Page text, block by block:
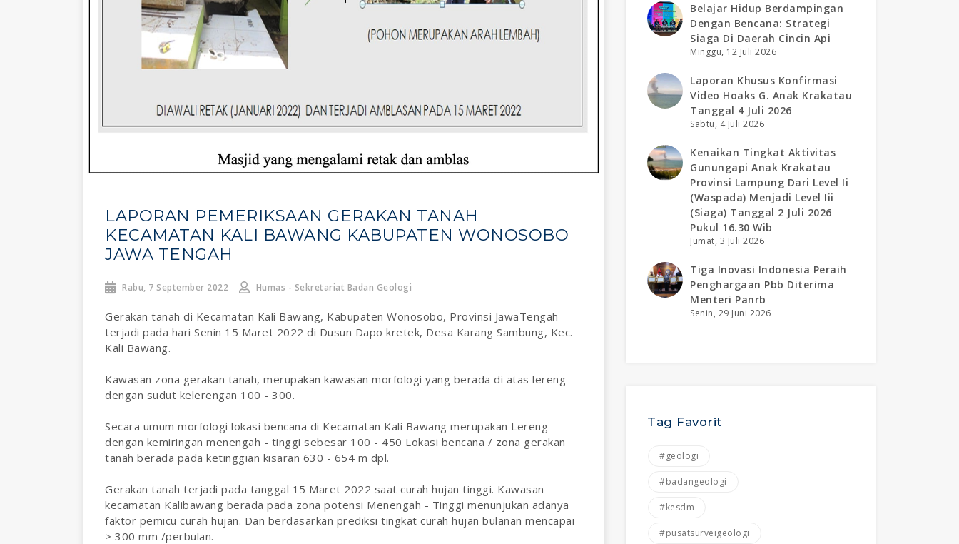
LAPORAN PEMERIKSAAN GERAKAN TANAH
KECAMATAN KALI BAWANG KABUPATEN WONOSOBO
JAWA TENGAH
Rabu, 7 September 2022 Humas - Sekretariat Badan Geologi
Gerakan tanah di Kecamatan Kali Bawang, Kabupaten Wonosobo, Provinsi JawaTengah
terjadi pada hari Senin 15 Maret 2022 di Dusun Dapo kretek, Desa Karang Sambung, Kec.
Kali Bawang.
Kawasan zona gerakan tanah, merupakan kawasan morfologi yang berada di atas lereng
dengan sudut kelerengan 100 - 300.
Secara umum morfologi lokasi bencana di Kecamatan Kali Bawang merupakan Lereng
dengan kemiringan menengah - tinggi sebesar 100 - 450 Lokasi bencana / zona gerakan
tanah berada pada ketinggian kisaran 630 - 654 m dpl.
Gerakan tanah terjadi pada tanggal 15 Maret 2022 saat curah hujan tinggi. Kawasan
kecamatan Kalibawang berada pada zona potensi Menengah - Tinggi menunjukan adanya
faktor pemicu curah hujan. Dan berdasarkan prediksi tingkat curah hujan bulanan mencapai
> 300 mm /perbulan.
Belajar Hidup Berdampingan
Dengan Bencana: Strategi
Siaga Di Daerah Cincin Api
Minggu, 12 Juli 2026
Laporan Khusus Konfirmasi
Video Hoaks G. Anak Krakatau
Tanggal 4 Juli 2026
Sabtu, 4 Juli 2026
Kenaikan Tingkat Aktivitas
Gunungapi Anak Krakatau
Provinsi Lampung Dari Level Ii
(waspada) Menjadi Level Iii
(siaga) Tanggal 2 Juli 2026
Pukul 16.30 Wib
Jumat, 3 Juli 2026
Tiga Inovasi Indonesia Peraih
Penghargaan Pbb Diterima
Menteri Panrb
Senin, 29 Juni 2026
Tag Favorit
#geologi
#badangeologi
#kesdm
#pusatsurveigeologi